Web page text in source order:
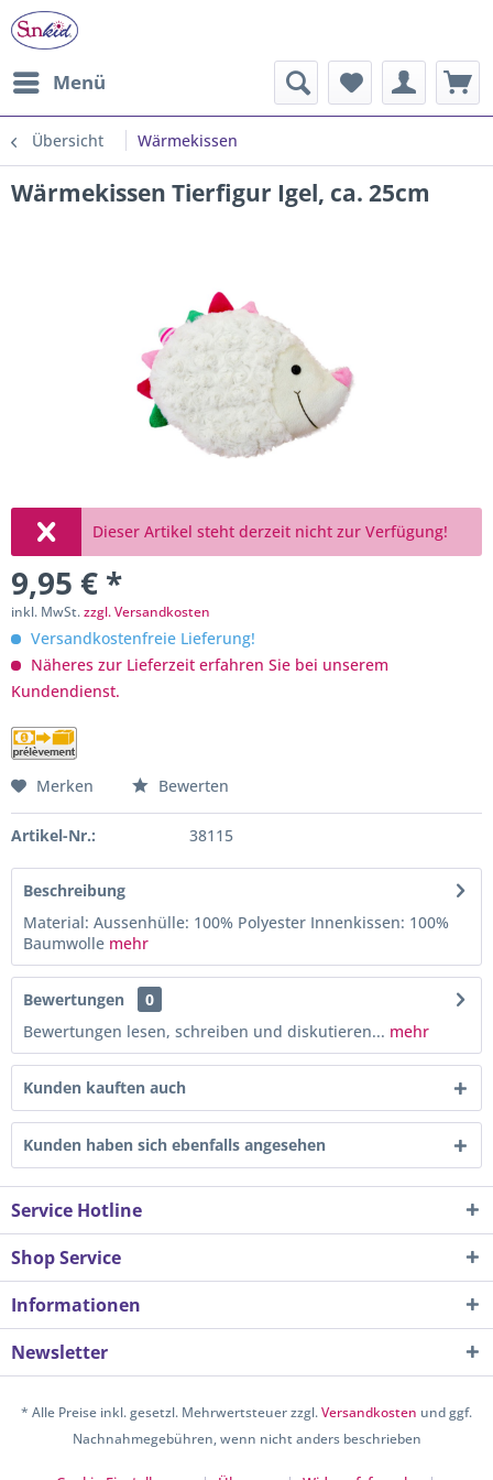
Menü
Übersicht Wärmekissen
Wärmekissen Tierfigur Igel, ca. 25cm
Dieser Artikel steht derzeit nicht zur Verfügung!
9,95 € *
inkl. MwSt.zzgl. Versandkosten
Versandkostenfreie Lieferung!
Näheres zur Lieferzeit erfahren Sie bei unserem
Kundendienst.
Merken Bewerten
Artikel-Nr.: 38115
Beschreibung
Material: Aussenhülle: 100% Polyester Innenkissen: 100%
Baumwolle mehr
Bewertungen
0
Bewertungen lesen, schreiben und diskutieren... mehr
Kunden kauften auch
Kunden haben sich ebenfalls angesehen
Service Hotline
Shop Service
Informationen
Newsletter
* Alle Preise inkl. gesetzl. Mehrwertsteuer zzgl.Versandkosten und ggf.
Nachnahmegebühren, wenn nicht anders beschrieben